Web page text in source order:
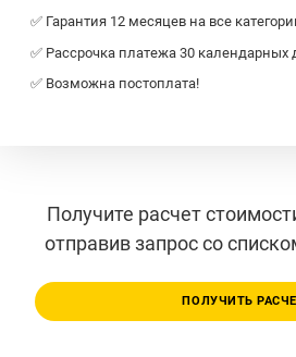
✅ Гарантия 12 месяцев на все
✅ Рассрочка платежа 30 календарных
✅ Возможна постоплата!
Получите расчет
отправив запрос со
ПОЛУЧИТЬ